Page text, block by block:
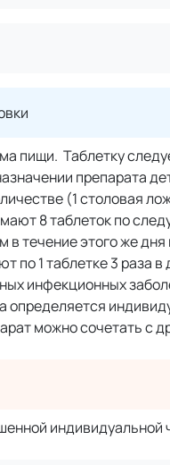
пищи. Таблетку
препарата
(1 столовая
8 таблеток по
в течение этого же
по 1 таблетке 3 раза
инфекционных
определяется
можно сочетать с
индивидуальной